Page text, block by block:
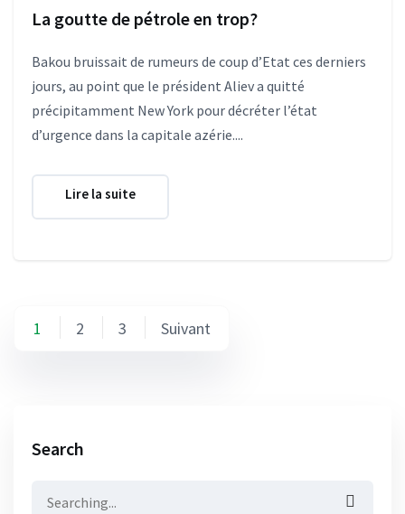
La goutte de pétrole en trop?
Bakou bruissait de rumeurs de coup d’Etat ces derniers
jours, au point que le président Aliev a quitté
précipitamment New York pour décréter l’état
d’urgence dans la capitale azérie....
Lire la suite
Pagination
1 2 3 Suivant
Search